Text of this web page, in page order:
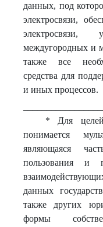
данных, под
электросвязи,
электросвязи,
междугородных и
также все
средства для
и иных процессов.
* Для
понимается
являющаяся
пользования и
данных
также других
формы